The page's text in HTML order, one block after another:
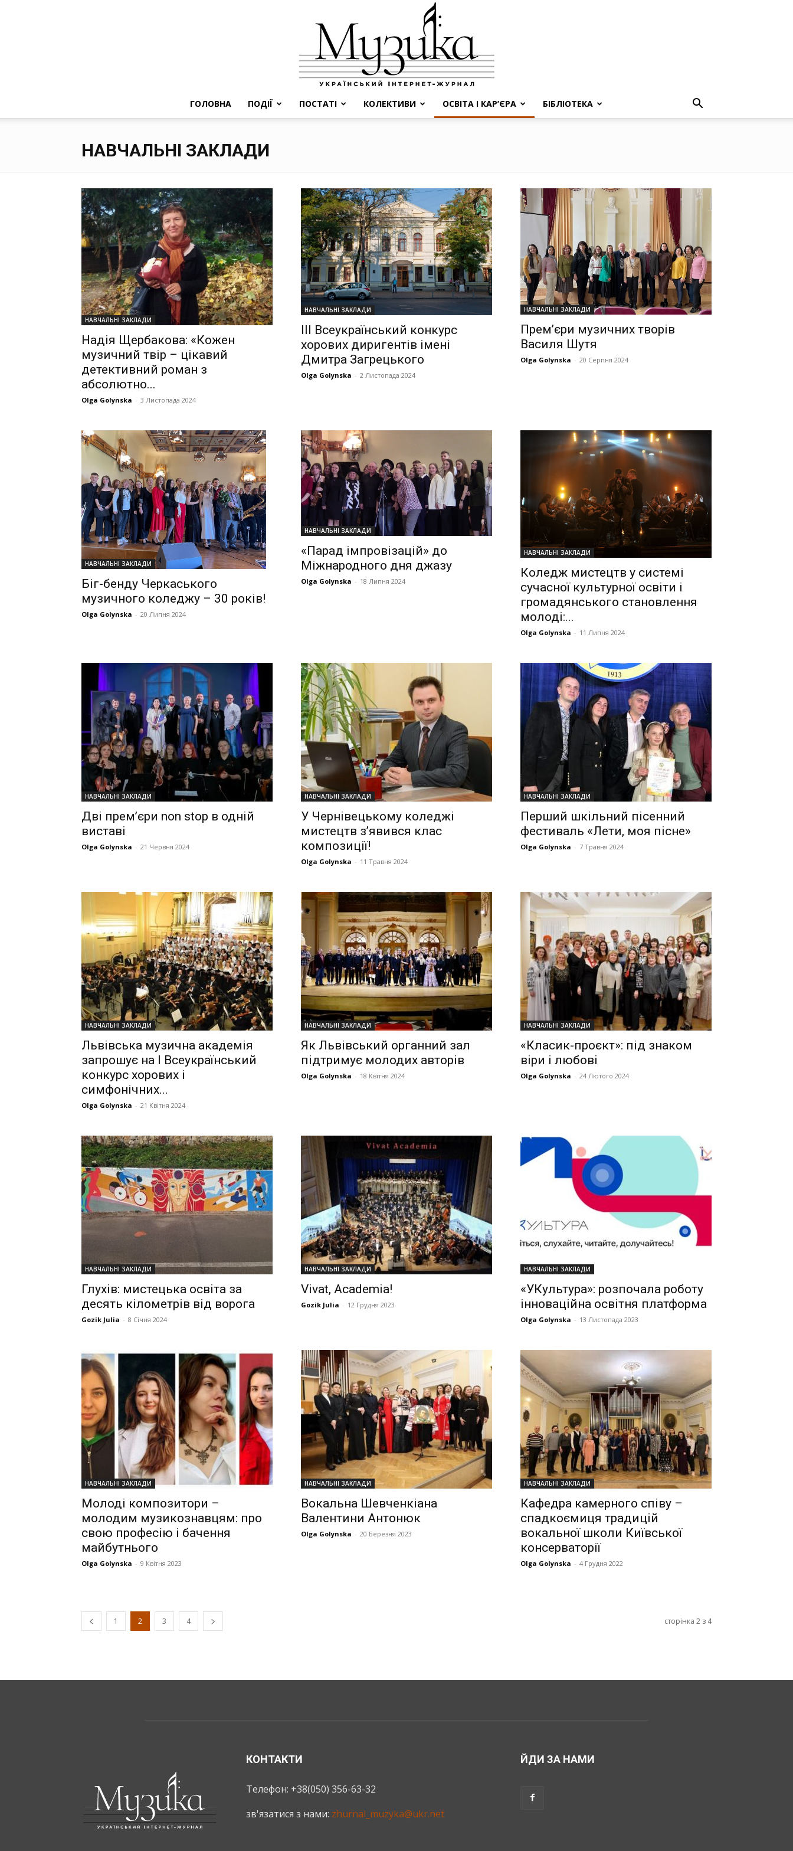
ГОЛОВНА ПОДІЇ ПОСТАТІ КОЛЕКТИВИ ОСВІТА І КАР’ЄРА БІБЛІОТЕКА
НАВЧАЛЬНІ ЗАКЛАДИ
НАВЧАЛЬНІ ЗАКЛАДИ
Надія Щербакова: «Кожен
музичний твір – цікавий
детективний роман з
абсолютно...
Olga Golynska - 3 Листопада 2024
НАВЧАЛЬНІ ЗАКЛАДИ
ІІІ Всеукраїнський конкурс
хорових диригентів імені
Дмитра Загрецького
Olga Golynska - 2 Листопада 2024
НАВЧАЛЬНІ ЗАКЛАДИ
Прем’єри музичних творів
Василя Шутя
Olga Golynska - 20 Серпня 2024
НАВЧАЛЬНІ ЗАКЛАДИ
Біг-бенду Черкаського
музичного коледжу – 30 років!
Olga Golynska - 20 Липня 2024
НАВЧАЛЬНІ ЗАКЛАДИ
«Парад імпровізацій» до
Міжнародного дня джазу
Olga Golynska - 18 Липня 2024
НАВЧАЛЬНІ ЗАКЛАДИ
Коледж мистецтв у системі
сучасної культурної освіти і
громадянського становлення
молоді:...
Olga Golynska - 11 Липня 2024
НАВЧАЛЬНІ ЗАКЛАДИ
Дві прем’єри non stop в одній
виставі
Olga Golynska - 21 Червня 2024
НАВЧАЛЬНІ ЗАКЛАДИ
У Чернівецькому коледжі
мистецтв з’явився клас
композиції!
Olga Golynska - 11 Травня 2024
НАВЧАЛЬНІ ЗАКЛАДИ
Перший шкільний пісенний
фестиваль «Лети, моя пісне»
Olga Golynska - 7 Травня 2024
НАВЧАЛЬНІ ЗАКЛАДИ
Львівська музична академія
запрошує на І Всеукраїнський
конкурс хорових і
симфонічних...
Olga Golynska - 21 Квітня 2024
НАВЧАЛЬНІ ЗАКЛАДИ
Як Львівський органний зал
підтримує молодих авторів
Olga Golynska - 18 Квітня 2024
НАВЧАЛЬНІ ЗАКЛАДИ
«Класик-проєкт»: під знаком
віри і любові
Olga Golynska - 24 Лютого 2024
НАВЧАЛЬНІ ЗАКЛАДИ
Глухів: мистецька освіта за
десять кілометрів від ворога
Gozik Julia - 8 Січня 2024
НАВЧАЛЬНІ ЗАКЛАДИ
Vivat, Academia!
Gozik Julia - 12 Грудня 2023
НАВЧАЛЬНІ ЗАКЛАДИ
«УКультура»: розпочала роботу
інноваційна освітня платформа
Olga Golynska - 13 Листопада 2023
НАВЧАЛЬНІ ЗАКЛАДИ
Молоді композитори –
молодим музикознавцям: про
свою професію і бачення
майбутнього
Olga Golynska - 9 Квітня 2023
НАВЧАЛЬНІ ЗАКЛАДИ
Вокальна Шевченкіана
Валентини Антонюк
Olga Golynska - 20 Березня 2023
НАВЧАЛЬНІ ЗАКЛАДИ
Кафедра камерного співу –
спадкоємиця традицій
вокальної школи Київської
консерваторії
Olga Golynska - 4 Грудня 2022
1 2 3 4 сторінка 2 з 4
КОНТАКТИ
Телефон: +38(050) 356-63-32
зв'язатися з нами: zhurnal_muzyka@ukr.net
ЙДИ ЗА НАМИ